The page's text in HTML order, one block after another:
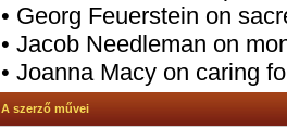
• Georg Feuerstein on
• Jacob Needleman on
• Joanna Macy on caring
A szerző művei